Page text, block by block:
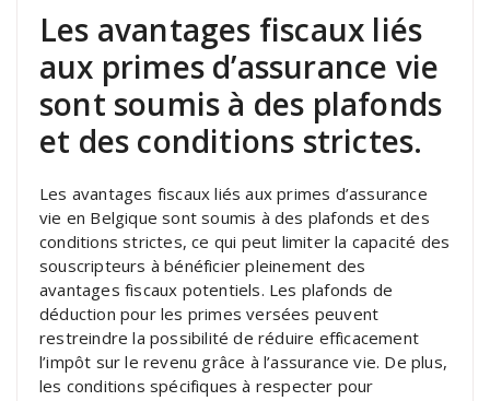
Les avantages fiscaux liés
aux primes d’assurance vie
sont soumis à des plafonds
et des conditions strictes.
Les avantages fiscaux liés aux primes d’assurance
vie en Belgique sont soumis à des plafonds et des
conditions strictes, ce qui peut limiter la capacité des
souscripteurs à bénéficier pleinement des
avantages fiscaux potentiels. Les plafonds de
déduction pour les primes versées peuvent
restreindre la possibilité de réduire efficacement
l’impôt sur le revenu grâce à l’assurance vie. De plus,
les conditions spécifiques à respecter pour